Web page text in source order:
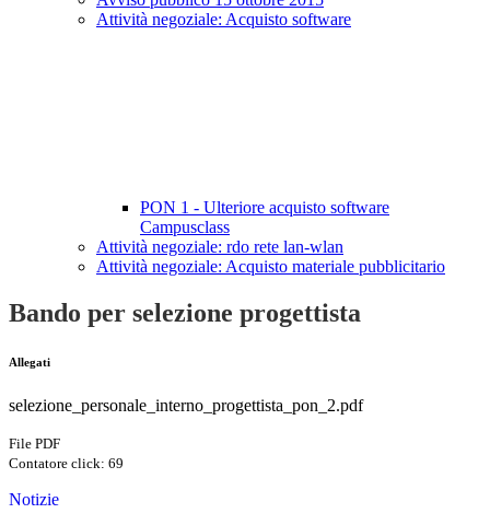
Attività negoziale: Acquisto software
PON 1 - Ulteriore acquisto software
Campusclass
Attività negoziale: rdo rete lan-wlan
Attività negoziale: Acquisto materiale pubblicitario
Bando per selezione progettista
Allegati
selezione_personale_interno_progettista_pon_2.pdf
File PDF
Contatore click: 69
Notizie